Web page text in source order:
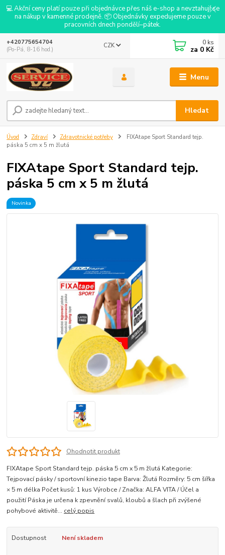
💻 Akční ceny platí pouze při objednávce přes náš e-shop a nevztahují se
na nákup v kamenné prodejně. 📦 Objednávky expedujeme pouze v
pracovních dnech pondělí–pátek.
Menu
CZK
Hledat
+420775654704
(Po-Pá, 8-16 hod.)
0 ks
za 0 Kč
Úvod Zdraví Zdravotnické potřeby
FIXAtape Sport Standard tejp.
páska 5 cm x 5 m žlutá
FIXAtape Sport Standard tejp.
páska 5 cm x 5 m žlutá
Novinka
Ohodnotit produkt
FIXAtape Sport Standard tejp. páska 5 cm x 5 m žlutá Kategorie:
Tejpovací pásky / sportovní kinezio tape Barva: Žlutá Rozměry: 5 cm šířka
× 5 m délka Počet kusů: 1 kus Výrobce / Značka: ALFA VITA / Účel a
použití Páska je určena k zpevnění svalů, kloubů a šlach při zvýšené
pohybové aktivitě... celý popis
Dostupnost Není skladem